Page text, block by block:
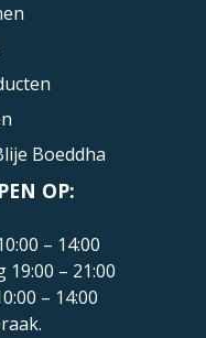
Boeddha
OP:
– 14:00
19:00 – 21:00
– 14:00